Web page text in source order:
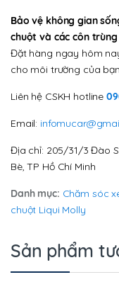
Bảo vệ không gian
chuột và các côn trùng
Đặt hàng ngay hôm
cho môi trường của
Liên hệ CSKH hotline
Email:
Địa chỉ: 205/31/3 Đào
Bè, TP Hồ Chí Minh
Danh mục: Chăm sóc
chuột Liqui Molly
Sản phẩm